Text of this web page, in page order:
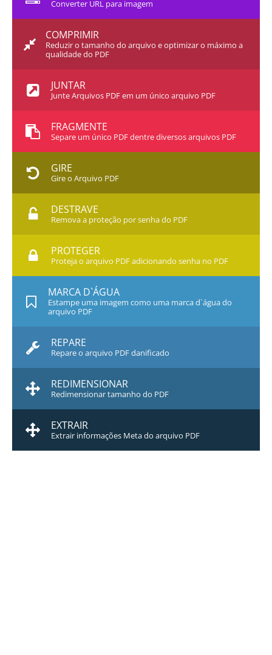
Converter URL para imagem
COMPRIMIR
Reduzir o tamanho do arquivo e optimizar o máximo a
qualidade do PDF
JUNTAR
Junte Arquivos PDF em um único arquivo PDF
FRAGMENTE
Separe um único PDF dentre diversos arquivos PDF
GIRE
Gire o Arquivo PDF
DESTRAVE
Remova a proteção por senha do PDF
PROTEGER
Proteja o arquivo PDF adicionando senha no PDF
MARCA D`ÁGUA
Estampe uma imagem como uma marca d`água do
arquivo PDF
REPARE
Repare o arquivo PDF danificado
REDIMENSIONAR
Redimensionar tamanho do PDF
EXTRAIR
Extrair informações Meta do arquivo PDF